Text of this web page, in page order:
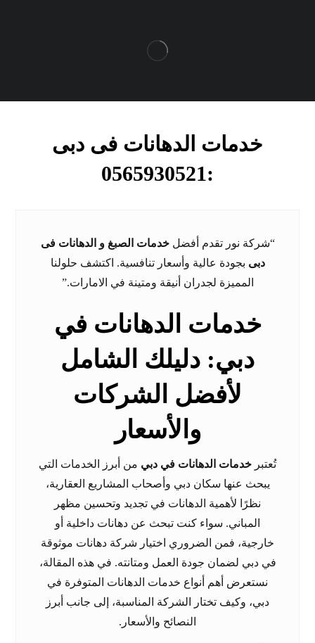
خدمات الدهانات فى دبى
:0565930521
“شركة نور تقدم أفضلخدمات الصبغ و الدهانات فى
دبى بجودة عالية وأسعار تنافسية. اكتشف حلولنا
المميزة لجدران أنيقة ومتينة في الامارات.”
خدمات الدهانات في
دبي: دليلك الشامل
لأفضل الشركات
والأسعار
تُعتبر خدمات الدهانات في دبي من أبرز الخدمات التي
يبحث عنها سكان دبي وأصحاب المشاريع العقارية،
نظرًا لأهمية الدهانات في تجديد وتحسين مظهر
المباني. سواء كنت تبحث عن دهانات داخلية أو
خارجية، فمن الضروري اختيار شركة دهانات موثوقة
في دبي لضمان جودة العمل ومتانته. في هذه المقالة،
نستعرض أهم أنواع خدمات الدهانات المتوفرة في
دبي، وكيف تختار الشركة المناسبة، إلى جانب أبرز
النصائح والأسعار.